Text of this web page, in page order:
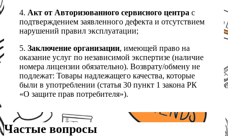
4. Акт от Авторизованного сервисного центра с
подтверждением заявленного дефекта и отсутствием
нарушений правил эксплуатации;
5. Заключение организации, имеющей право на
оказание услуг по независимой экспертизе (наличие
номера лицензии обязательно). Возврату/обмену не
подлежат: Товары надлежащего качества, которые
были в употреблении (статья 30 пункт 1 закона РК
«О защите прав потребителя»).
Частые вопросы